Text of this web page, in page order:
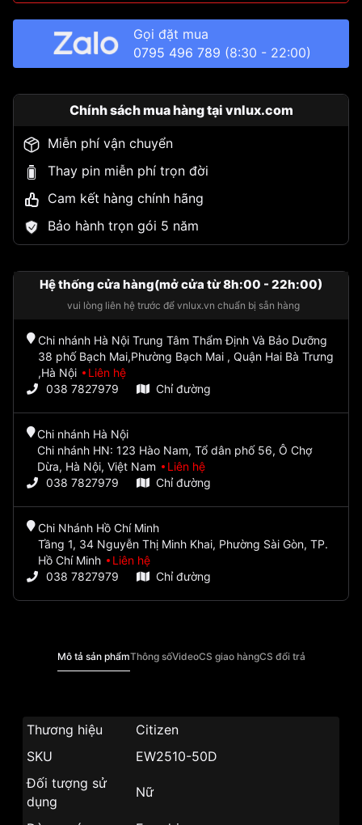
Gọi đặt mua
0795 496 789 (8:30 - 22:00)
Chính sách mua hàng tại vnlux.com
Miễn phí vận chuyển
Thay pin miễn phí trọn đời
Cam kết hàng chính hãng
Bảo hành trọn gói 5 năm
Hệ thống cửa hàng(mở cửa từ 8h:00 - 22h:00)
vui lòng liên hệ trước để vnlux.vn chuẩn bị sẵn hàng
Chi nhánh Hà Nội Trung Tâm Thẩm Định Và Bảo Dưỡng
38 phố Bạch Mai,Phường Bạch Mai , Quận Hai Bà Trưng
,Hà Nội
Liên hệ
038 7827979
Chỉ đường
Chi nhánh Hà Nội
Chi nhánh HN: 123 Hào Nam, Tổ dân phố 56, Ô Chợ
Dừa, Hà Nội, Việt Nam
Liên hệ
038 7827979
Chỉ đường
Chi Nhánh Hồ Chí Minh
Tầng 1, 34 Nguyễn Thị Minh Khai, Phường Sài Gòn, TP.
Hồ Chí Minh
Liên hệ
038 7827979
Chỉ đường
Mô tả sản phẩmThông sốVideoCS giao hàngCS đổi trả
Thương hiệu
Citizen
SKU
EW2510-50D
Đối tượng sử
dụng
Nữ